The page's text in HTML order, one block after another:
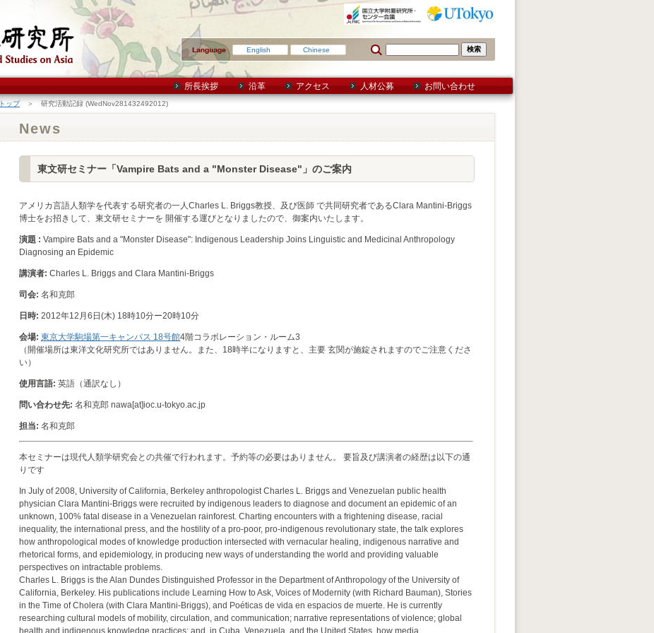
English Chinese
所長挨拶 沿革 アクセス 人材公募 お問い合わせ
トップ＞ 研究活動記録 (WedNov281432492012)
News
東文研セミナー「Vampire Bats and a "Monster Disease"」のご案内
アメリカ言語人類学を代表する研究者の一人Charles L. Briggs教授、及び医師 で共同研究者であるClara Mantini-Briggs
博士をお招きして、東文研セミナーを 開催する運びとなりましたので、御案内いたします。
演題 : Vampire Bats and a "Monster Disease": Indigenous Leadership Joins Linguistic and Medicinal Anthropology
Diagnosing an Epidemic
講演者: Charles L. Briggs and Clara Mantini-Briggs
司会: 名和克郎
日時: 2012年12月6日(木) 18時10分ー20時10分
会場: 東京大学駒場第一キャンパス 18号館4階コラボレーション・ルーム3
（開催場所は東洋文化研究所ではありません。また、18時半になりますと、主要 玄関が施錠されますのでご注意くださ
い）
使用言語: 英語（通訳なし）
問い合わせ先: 名和克郎 nawa[at]ioc.u-tokyo.ac.jp
担当: 名和克郎
本セミナーは現代人類学研究会との共催で行われます。予約等の必要はありません。 要旨及び講演者の経歴は以下の通
りです
In July of 2008, University of California, Berkeley anthropologist Charles L. Briggs and Venezuelan public health
physician Clara Mantini-Briggs were recruited by indigenous leaders to diagnose and document an epidemic of an
unknown, 100% fatal disease in a Venezuelan rainforest. Charting encounters with a frightening disease, racial
inequality, the international press, and the hostility of a pro-poor, pro-indigenous revolutionary state, the talk explores
how anthropological modes of knowledge production intersected with vernacular healing, indigenous narrative and
rhetorical forms, and epidemiology, in producing new ways of understanding the world and providing valuable
perspectives on intractable problems.
Charles L. Briggs is the Alan Dundes Distinguished Professor in the Department of Anthropology of the University of
California, Berkeley. His publications include Learning How to Ask, Voices of Modernity (with Richard Bauman), Stories
in the Time of Cholera (with Clara Mantini-Briggs), and Poéticas de vida en espacios de muerte. He is currently
researching cultural models of mobility, circulation, and communication; narrative representations of violence; global
health and indigenous knowledge practices; and, in Cuba, Venezuela, and the United States, how media